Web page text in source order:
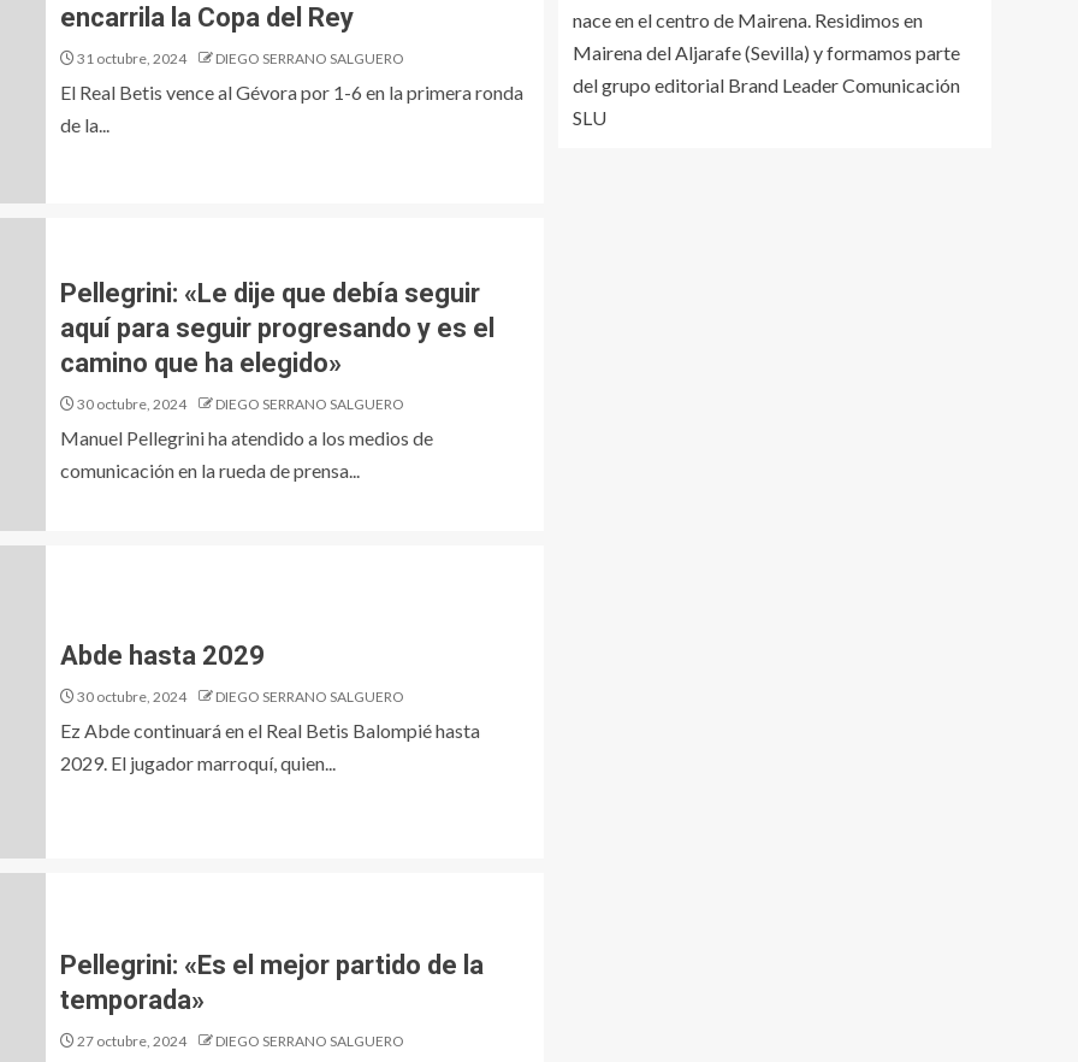
encarrila la Copa del Rey
31 octubre, 2024 DIEGO SERRANO SALGUERO
El Real Betis vence al Gévora por 1-6 en la primera ronda
de la...
Pellegrini: «Le dije que debía seguir
aquí para seguir progresando y es el
camino que ha elegido»
30 octubre, 2024 DIEGO SERRANO SALGUERO
Manuel Pellegrini ha atendido a los medios de
comunicación en la rueda de prensa...
Abde hasta 2029
30 octubre, 2024 DIEGO SERRANO SALGUERO
Ez Abde continuará en el Real Betis Balompié hasta
2029. El jugador marroquí, quien...
Pellegrini: «Es el mejor partido de la
temporada»
27 octubre, 2024 DIEGO SERRANO SALGUERO
nace en el centro de Mairena. Residimos en
Mairena del Aljarafe (Sevilla) y formamos parte
del grupo editorial Brand Leader Comunicación
SLU